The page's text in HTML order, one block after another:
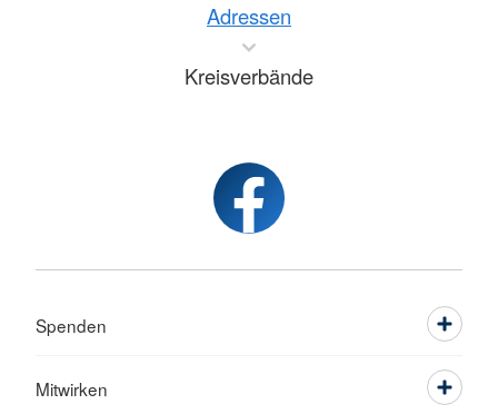
Adressen
Kreisverbände
Spenden
Mitwirken